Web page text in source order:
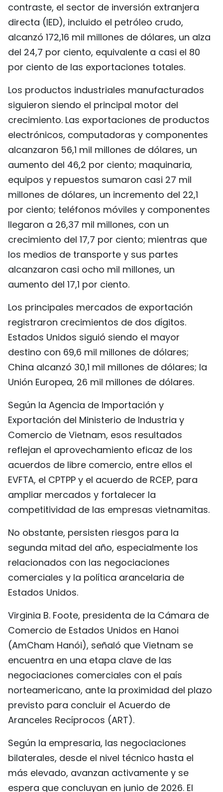
contraste, el sector de inversión extranjera
directa (IED), incluido el petróleo crudo,
alcanzó 172,16 mil millones de dólares, un alza
del 24,7 por ciento, equivalente a casi el 80
por ciento de las exportaciones totales.
Los productos industriales manufacturados
siguieron siendo el principal motor del
crecimiento. Las exportaciones de productos
electrónicos, computadoras y componentes
alcanzaron 56,1 mil millones de dólares, un
aumento del 46,2 por ciento; maquinaria,
equipos y repuestos sumaron casi 27 mil
millones de dólares, un incremento del 22,1
por ciento; teléfonos móviles y componentes
llegaron a 26,37 mil millones, con un
crecimiento del 17,7 por ciento; mientras que
los medios de transporte y sus partes
alcanzaron casi ocho mil millones, un
aumento del 17,1 por ciento.
Los principales mercados de exportación
registraron crecimientos de dos dígitos.
Estados Unidos siguió siendo el mayor
destino con 69,6 mil millones de dólares;
China alcanzó 30,1 mil millones de dólares; la
Unión Europea, 26 mil millones de dólares.
Según la Agencia de Importación y
Exportación del Ministerio de Industria y
Comercio de Vietnam, esos resultados
reflejan el aprovechamiento eficaz de los
acuerdos de libre comercio, entre ellos el
EVFTA, el CPTPP y el acuerdo de RCEP, para
ampliar mercados y fortalecer la
competitividad de las empresas vietnamitas.
No obstante, persisten riesgos para la
segunda mitad del año, especialmente los
relacionados con las negociaciones
comerciales y la política arancelaria de
Estados Unidos.
Virginia B. Foote, presidenta de la Cámara de
Comercio de Estados Unidos en Hanoi
(AmCham Hanói), señaló que Vietnam se
encuentra en una etapa clave de las
negociaciones comerciales con el país
norteamericano, ante la proximidad del plazo
previsto para concluir el Acuerdo de
Aranceles Recíprocos (ART).
Según la empresaria, las negociaciones
bilaterales, desde el nivel técnico hasta el
más elevado, avanzan activamente y se
espera que concluyan en junio de 2026. El